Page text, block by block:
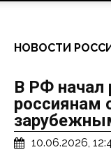
НОВОСТИ
В РФ начал
россиянам
10.06.2026,